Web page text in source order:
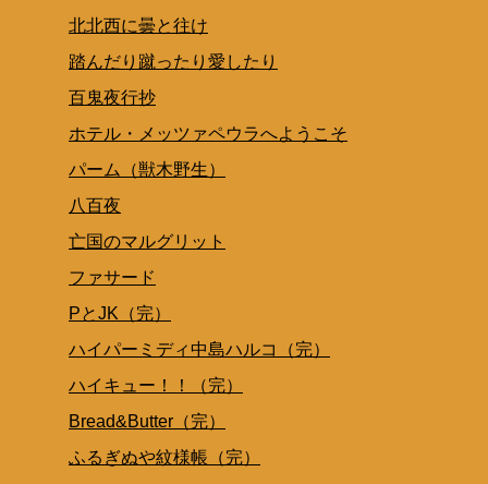
北北西に曇と往け
踏んだり蹴ったり愛したり
百鬼夜行抄
ホテル・メッツァペウラへようこそ
パーム（獣木野生）
八百夜
亡国のマルグリット
ファサード
PとJK（完）
ハイパーミディ中島ハルコ（完）
ハイキュー！！（完）
Bread&Butter（完）
ふるぎぬや紋様帳（完）